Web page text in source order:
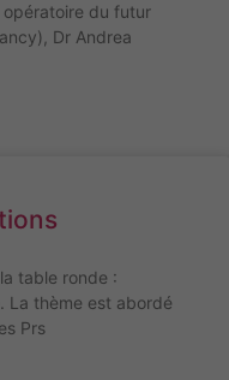
opératoire du futur
Dr Andrea
table ronde :
La thème est abordé
Prs